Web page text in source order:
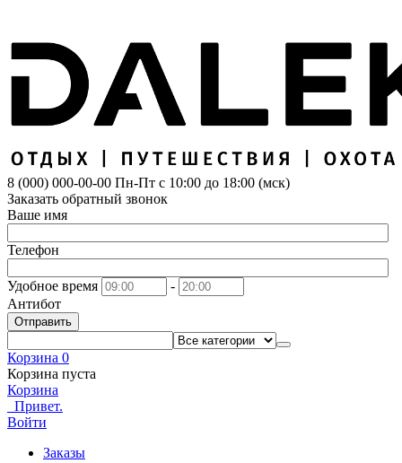
8 (000) 000-00-00 Пн-Пт с 10:00 до 18:00 (мск)
Заказать обратный звонок
Ваше имя
Телефон
Удобное время
-
Антибот
Отправить
Корзина 0
Корзина пуста
Корзина
Привет.
Войти
Заказы